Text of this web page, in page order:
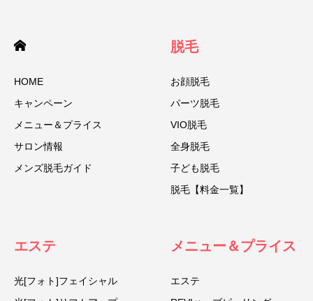
HOME
キャンペーン
メニュー＆プライス
サロン情報
メンズ脱毛ガイド
脱毛
お顔脱毛
パーツ脱毛
VIO脱毛
全身脱毛
子ども脱毛
脱毛【料金一覧】
エステ
光[フォト]フェイシャル
メニュー＆プライス
エステ